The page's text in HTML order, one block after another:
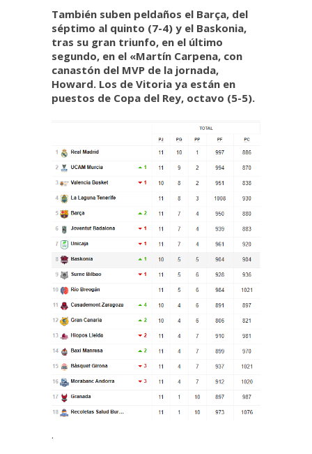
También suben peldaños el Barça, del
séptimo al quinto (7-4) y el Baskonia,
tras su gran triunfo, en el último
segundo, en el «Martín Carpena, con
canastón del MVP de la jornada,
Howard. Los de Vitoria ya están en
puestos de Copa del Rey, octavo (5-5).
.